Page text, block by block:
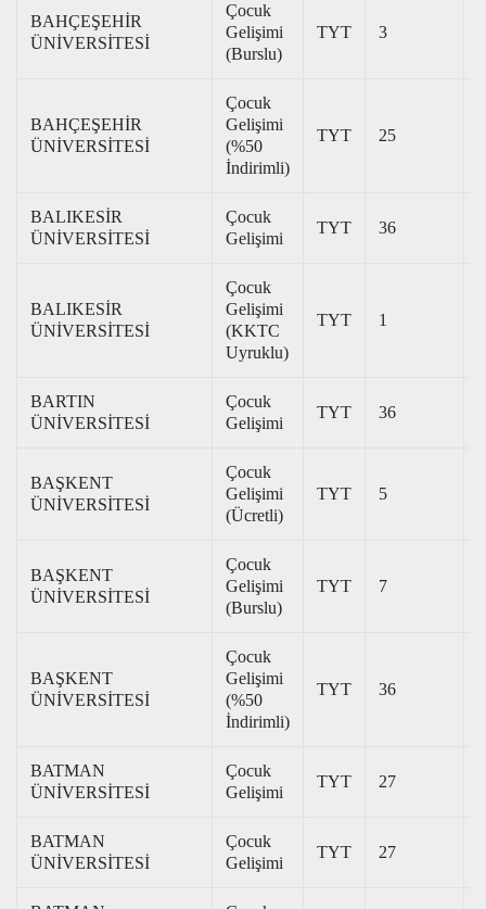
BAHÇEŞEHİR
ÜNİVERSİTESİ
Çocuk
Gelişimi
(Burslu)
TYT 3
BAHÇEŞEHİR
ÜNİVERSİTESİ
Çocuk
Gelişimi
(%50
İndirimli)
TYT 25
BALIKESİR
ÜNİVERSİTESİ
Çocuk
Gelişimi
TYT 36
BALIKESİR
ÜNİVERSİTESİ
Çocuk
Gelişimi
(KKTC
Uyruklu)
TYT 1
BARTIN
ÜNİVERSİTESİ
Çocuk
Gelişimi
TYT 36
BAŞKENT
ÜNİVERSİTESİ
Çocuk
Gelişimi
(Ücretli)
TYT 5
BAŞKENT
ÜNİVERSİTESİ
Çocuk
Gelişimi
(Burslu)
TYT 7
BAŞKENT
ÜNİVERSİTESİ
Çocuk
Gelişimi
(%50
İndirimli)
TYT 36
BATMAN
ÜNİVERSİTESİ
Çocuk
Gelişimi
TYT 27
BATMAN
ÜNİVERSİTESİ
Çocuk
Gelişimi
TYT 27